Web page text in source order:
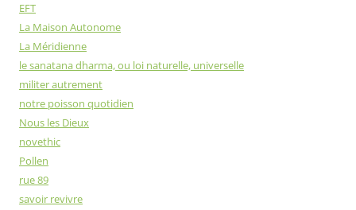
EFT
La Maison Autonome
La Méridienne
le sanatana dharma, ou loi naturelle, universelle
militer autrement
notre poisson quotidien
Nous les Dieux
novethic
Pollen
rue 89
savoir revivre